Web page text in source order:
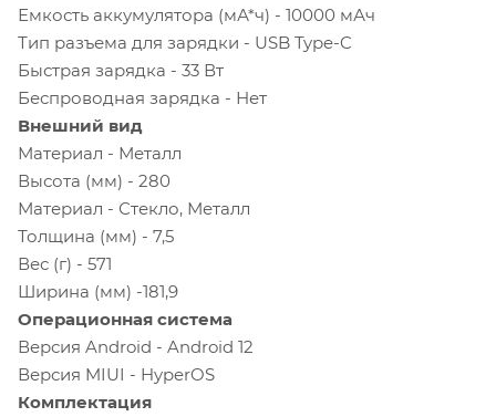
Емкость аккумулятора (мА*ч) - 10000 мАч
Тип разъема для зарядки - USB Type-C
Быстрая зарядка - 33 Вт
Беспроводная зарядка - Нет
Внешний вид
Материал - Металл
Высота (мм) - 280
Материал - Стекло, Металл
Толщина (мм) - 7,5
Вес (г) - 571
Ширина (мм) -181,9
Операционная система
Версия Android - Android 12
Версия MIUI - HyperOS
Комплектация